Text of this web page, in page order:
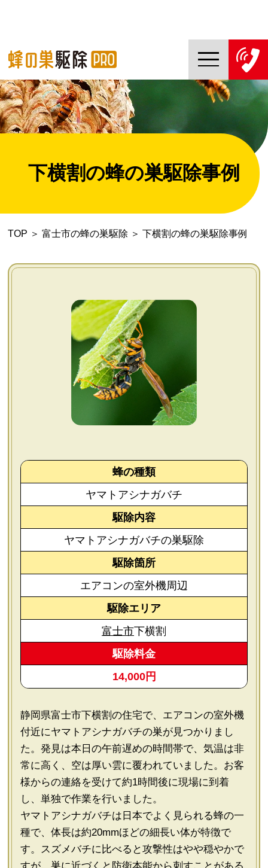
TOP
蜂の巣駆除PROについて
蜂の巣駆除ご依頼の流れ
対応エリア一覧
会社概要
お問い合わせ
個人情報保護方針
下横割の蜂の巣駆除事例
TOP ＞ 富士市の蜂の巣駆除 ＞ 下横割の蜂の巣駆除事例
蜂の種類
ヤマトアシナガバチ
駆除内容
ヤマトアシナガバチの巣駆除
駆除箇所
エアコンの室外機周辺
駆除エリア
富士市下横割
駆除料金
14,000円
静岡県富士市下横割の住宅で、エアコンの室外機
付近にヤマトアシナガバチの巣が見つかりまし
た。発見は本日の午前遅めの時間帯で、気温は非
常に高く、空は厚い雲に覆われていました。お客
様からの連絡を受けて約1時間後に現場に到着
し、単独で作業を行いました。
ヤマトアシナガバチは日本でよく見られる蜂の一
種で、体長は約20mmほどの細長い体が特徴で
す。スズメバチに比べると攻撃性はやや穏やかで